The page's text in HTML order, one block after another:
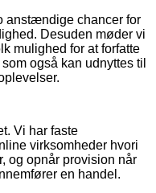
anstændige chancer for
Desuden møder vi
mulighed for at forfatte
også kan udnyttes til
Vi har faste
virksomheder hvori
og opnår provision når
en handel.